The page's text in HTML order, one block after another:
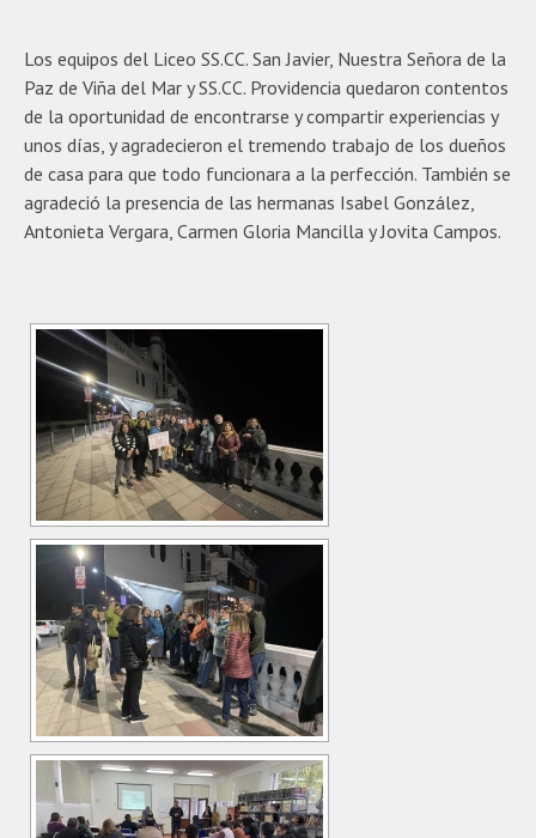
Los equipos del Liceo SS.CC. San Javier, Nuestra Señora de la
Paz de Viña del Mar y SS.CC. Providencia quedaron contentos
de la oportunidad de encontrarse y compartir experiencias y
unos días, y agradecieron el tremendo trabajo de los dueños
de casa para que todo funcionara a la perfección. También se
agradeció la presencia de las hermanas Isabel González,
Antonieta Vergara, Carmen Gloria Mancilla y Jovita Campos.